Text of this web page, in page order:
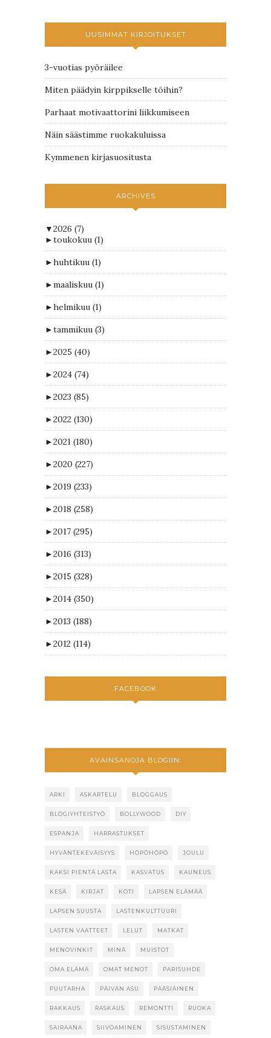
UUSIMMAT KIRJOITUKSET
3-vuotias pyöräilee
Miten päädyin kirppikselle töihin?
Parhaat motivaattorini liikkumiseen
Näin säästimme ruokakuluissa
Kymmenen kirjasuositusta
ARCHIVES
▼2026 (7)
►toukokuu (1)
►huhtikuu (1)
►maaliskuu (1)
►helmikuu (1)
►tammikuu (3)
►2025 (40)
►2024 (74)
►2023 (85)
►2022 (130)
►2021 (180)
►2020 (227)
►2019 (233)
►2018 (258)
►2017 (295)
►2016 (313)
►2015 (328)
►2014 (350)
►2013 (188)
►2012 (114)
FACEBOOK
AVAINSANOJA BLOGIIN:
ARKI ASKARTELU BLOGGAUS
BLOGIYHTEISTYÖ BOLLYWOOD DIY
ESPANJA HARRASTUKSET
HYVÄNTEKEVÄISYYS HÖPÖHÖPÖ JOULU
KAKSI PIENTÄ LASTA KASVATUS KAUNEUS
KESÄ KIRJAT KOTI LAPSEN ELÄMÄÄ
LAPSEN SUUSTA LASTENKULTTUURI
LASTEN VAATTEET LELUT MATKAT
MENOVINKIT MINÄ MUISTOT
OMA ELÄMÄ OMAT MENOT PARISUHDE
PUUTARHA PÄIVÄN ASU PÄÄSIÄINEN
RAKKAUS RASKAUS REMONTTI RUOKA
SAIRAANA SIIVOAMINEN SISUSTAMINEN